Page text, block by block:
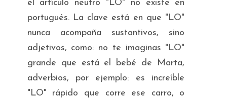
el artículo neutro "LO" no existe en
portugués. La clave está en que "LO"
nunca acompaña sustantivos, sino
adjetivos, como: no te imaginas "LO"
grande que está el bebé de Marta,
adverbios, por ejemplo: es increíble
"LO" rápido que corre ese carro, o